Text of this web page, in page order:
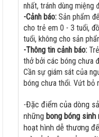
nhất, tránh dùng miệng
-Cảnh báo: Sản phẩm
cho trẻ em 0 - 3 tuổi,
tuổi, không cho sản
-Thông tin cảnh báo:
thở bởi các bóng chưa
Cần sự giám sát của
bóng chưa thổi. Vứt bỏ
-Đặc điểm của dòng
những bong bóng sinh
hoạt hình dễ thương